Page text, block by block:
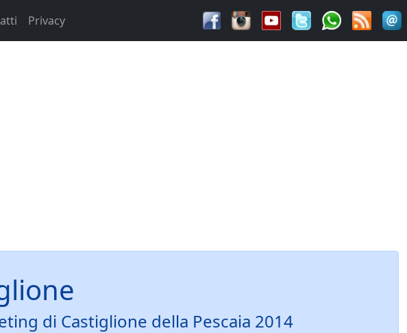
Privacy
di Castiglione della Pescaia 2014